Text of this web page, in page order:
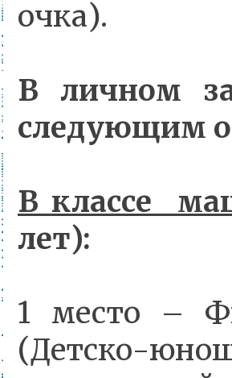
очка).
В личном
следующим
В классе
лет):
1 место –
(Детско-